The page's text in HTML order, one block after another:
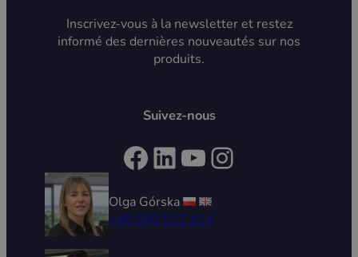
Inscrivez-vous à la newsletter et restez
informé des dernières nouveautés sur nos
produits.
Suivez-nous
Facebook LinkedIn YouTube Instagram
Olga Górska
+48 690 512 414